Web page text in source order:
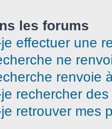
les forums
effectuer une
ne
renvoie
rechercher
retrouver mes